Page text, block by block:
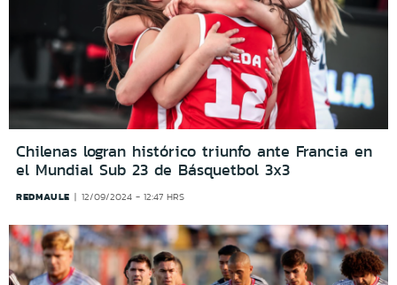
Chilenas logran histórico triunfo ante Francia en
el Mundial Sub 23 de Básquetbol 3x3
REDMAULE 12/09/2024 - 12:47 HRS